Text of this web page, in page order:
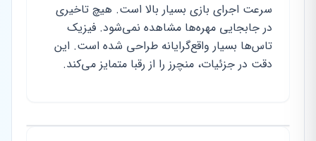
سرعت اجرای بازی بسیار بالا است. هیچ تاخیری
در جابجایی مهره‌ها مشاهده نمی‌شود. فیزیک
تاس‌ها بسیار واقع‌گرایانه طراحی شده است. این
دقت در جزئیات، منچرز را از رقبا متمایز می‌کند.